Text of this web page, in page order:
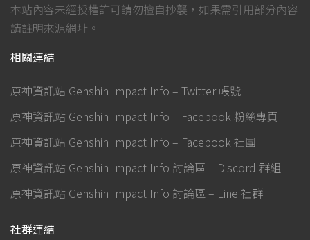
本站內容未經授權許可請勿擅自抄襲，如果需引用部分內容
請註明來源網址。
相關連結
原神資訊站 Genshin Impact Info – Twitter 帳號
原神資訊站 Genshin Impact Info – Facebook 粉絲專頁
原神資訊站 Genshin Impact Info – Facebook 社團
原神資訊站 Genshin Impact Info 討論區 – Discord 群組
原神資訊站 Genshin Impact Info 討論區 – Line 社群
社群連結